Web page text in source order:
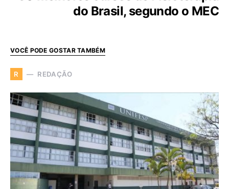
do Brasil, segundo o MEC
VOCÊ PODE GOSTAR TAMBÉM
R REDAÇÃO